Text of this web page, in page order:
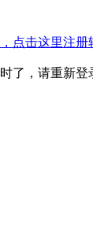
点击这里注册
了，请重新登